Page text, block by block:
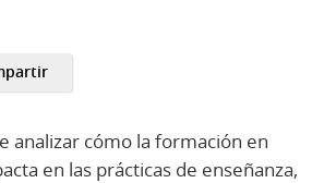
analizar cómo la formación en
en las prácticas de enseñanza,